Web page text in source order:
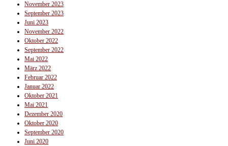
November 2023
September 2023
Juni 2023
November 2022
Oktober 2022
September 2022
Mai 2022
März 2022
Februar 2022
Januar 2022
Oktober 2021
Mai 2021
Dezember 2020
Oktober 2020
September 2020
Juni 2020